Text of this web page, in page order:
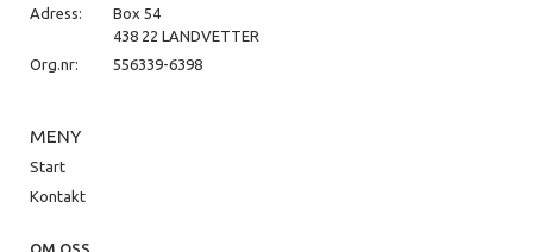
Adress:
Box 54
438 22 LANDVETTER
Org.nr:
556339-6398
MENY
Start
Kontakt